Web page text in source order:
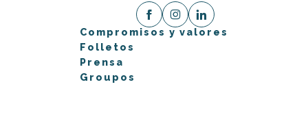
Compromisos y valores
Folletos
Prensa
Groupos